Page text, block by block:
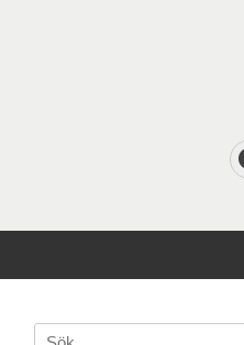
Sök